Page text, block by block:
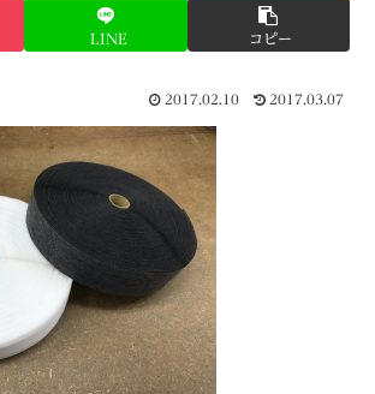
LINE コピー
2017.02.10 2017.03.07